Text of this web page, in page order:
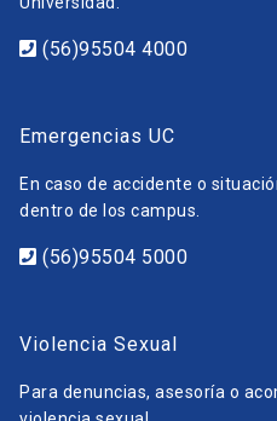
(56)95504 4000
Emergencias UC
En caso de accidente o
dentro de los campus.
(56)95504 5000
Violencia Sexual
Para denuncias, asesoría o